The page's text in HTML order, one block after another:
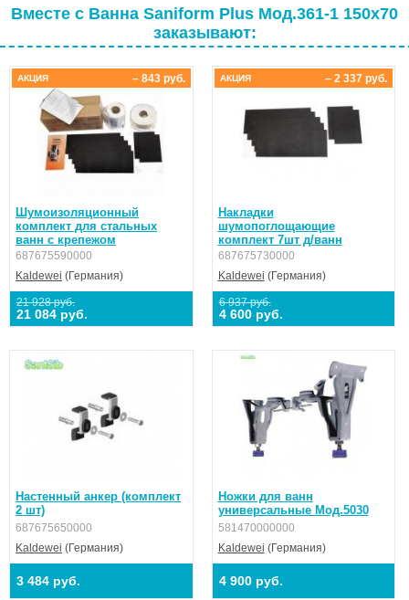
Вместе с Ванна Saniform Plus Мод.361-1 150х70
заказывают:
Шумоизоляционный
комплект для стальных
ванн с крепежом
687675590000
Kaldewei (Германия)
21 928 руб.
21 084 руб.
– 843 руб.
АКЦИЯ
Накладки
шумопоглощающие
комплект 7шт д/ванн
687675730000
Kaldewei (Германия)
6 937 руб.
4 600 руб.
– 2 337 руб.
АКЦИЯ
Настенный анкер (комплект
2 шт)
687675650000
Kaldewei (Германия)
3 484 руб.
Ножки для ванн
универсальные Мод.5030
581470000000
Kaldewei (Германия)
4 900 руб.